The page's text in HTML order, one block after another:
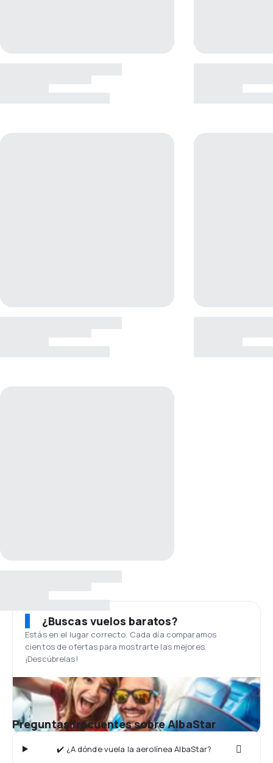
¿Buscas vuelos baratos?
Estás en el lugar correcto. Cada día comparamos
cientos de ofertas para mostrarte las mejores.
¡Descúbrelas!
Preguntas frecuentes sobre AlbaStar
✔️ ¿A dónde vuela la aerolínea AlbaStar?